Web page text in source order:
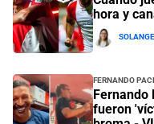
hora y
Fernando
Fernando
fueron